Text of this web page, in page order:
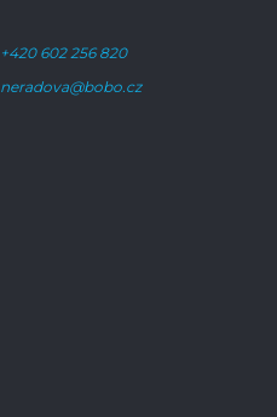
+420 602 256 820
neradova@bobo.cz